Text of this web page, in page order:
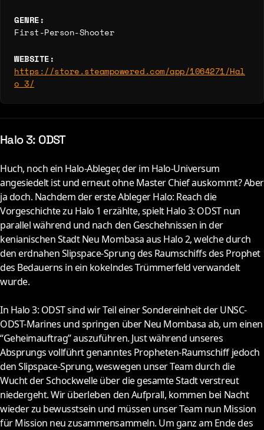
GENRE:
First-Person-Shooter
WEBSITE:
https://store.steampowered.com/app/1064271/Hal
o_3/
Halo 3: ODST
Huch, noch ein Halo-Ableger, der im Halo-Universum
angesiedelt ist und erneut ohne Master Chief auskommt? Aber
ja doch. Nachdem der erste Ableger Halo: Reach die
Vorgeschichte zu Halo 1 erzählte, spielt Halo 3: ODST nun
parallel während und nach den Geschehnissen in der
kenianischen Stadt Neu Mombasa aus Halo 2, welche durch
den erdnahen Slipspace-Sprung des Raumschiffs des Prophet
des Bedauerns in ein kokelndes Trümmerfeld verwandelt
wurde.
In Halo 3: ODST sind wir Teil einer Sondereinheit der UNSC-
ODST-Marines und springen über Neu Mombasa ab, um einen
“Geheimauftrag” auszuführen. Just während unseres
Absprungs vollführt genanntes Propheten-Raumschiff jedoch
den Slipspace-Sprung, weswegen unser Team durch die
Wucht der Schockwelle über die gesamte Stadt verstreut
niedergeht. Wir überleben den Aufprall, kommen bei Nacht
wieder zu bewusstsein und müssen unser Team nun Mission
für Mission neu zusammensammeln. Um ganz am Ende des